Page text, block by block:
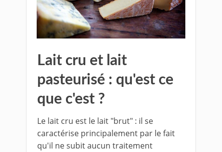
Lait cru et lait
pasteurisé : qu'est ce
que c'est ?
Le lait cru est le lait "brut" : il se
caractérise principalement par le fait
qu'il ne subit aucun traitement